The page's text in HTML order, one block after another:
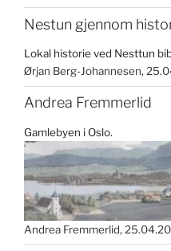
Nestun gjennom
Lokal historie ved Nesttun
Ørjan Berg-Johannesen
Andrea Fremmerlid
Gamlebyen i Oslo.
Andrea Fremmerlid